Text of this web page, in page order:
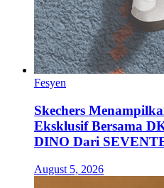
Fesyen
Skechers
Eksklusif Bersama
DINO Dari
August 5, 2026